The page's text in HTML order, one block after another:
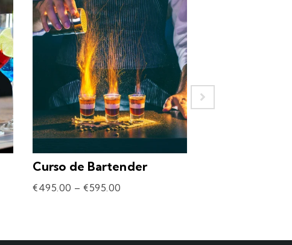
Curso de Bartender
€495.00 – €595.00